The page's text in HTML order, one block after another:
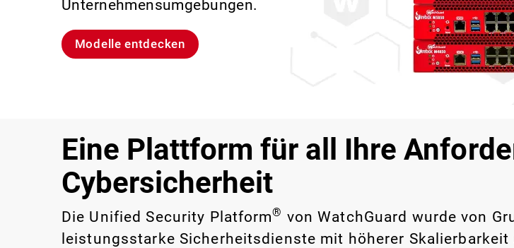
Unternehmensumgebungen.
Modelle entdecken
sind.
CloudDR entdecken
Lernen Sie Rai kennen
Lernen Sie WatchGuard EDR kennen
Eine Plattform für all Ihre
Cybersicherheit
Die Unified Security Platform® von WatchGuard wurde von
leistungsstarke Sicherheitsdienste mit höherer